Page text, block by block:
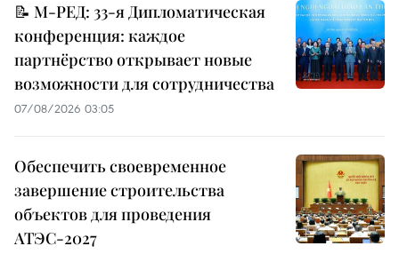
📝 М-РЕД: 33-я Дипломатическая
конференция: каждое
партнёрство открывает новые
возможности для сотрудничества
07/08/2026 03:05
Обеспечить своевременное
завершение строительства
объектов для проведения
АТЭС-2027